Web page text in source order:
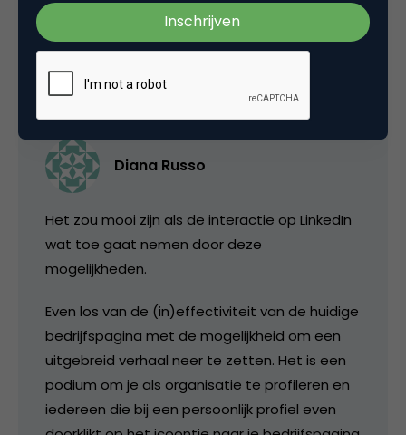
11 april 2012 om 07:30
Diana Russo
Het zou mooi zijn als de interactie op LinkedIn
wat toe gaat nemen door deze
mogelijkheden.
Even los van de (in)effectiviteit van de huidige
bedrijfspagina met de mogelijkheid om een
uitgebreid verhaal neer te zetten. Het is een
podium om je als organisatie te profileren en
iedereen die bij een persoonlijk profiel even